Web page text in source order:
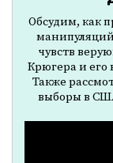
Обсудим, как
чувств
Крюгера и
Также
выборы в